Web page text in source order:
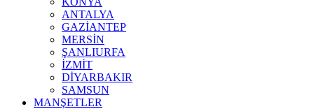
ANTALYA
GAZİANTEP
MERSİN
ŞANLIURFA
İZMİT
DİYARBAKIR
SAMSUN
MANŞETLER